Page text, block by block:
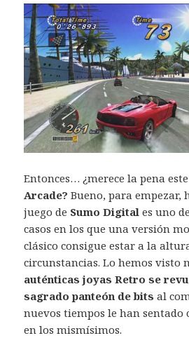
Entonces… ¿merece la pena este
Arcade? Bueno, para empezar,
juego de Sumo Digitales uno
casos en los que una versión
clásico consigue estar a la
circunstancias. Lo hemos visto
auténticas joyas Retro se
sagrado panteón de bits al
nuevos tiempos le han sentado
en los mismísimos.